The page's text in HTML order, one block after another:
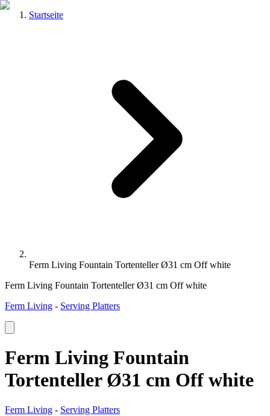
Startseite
Ferm Living Fountain Tortenteller Ø31 cm Off white
Ferm Living Fountain Tortenteller Ø31 cm Off white
Ferm Living - Serving Platters
Ferm Living Fountain
Tortenteller Ø31 cm Off white
Ferm Living - Serving Platters